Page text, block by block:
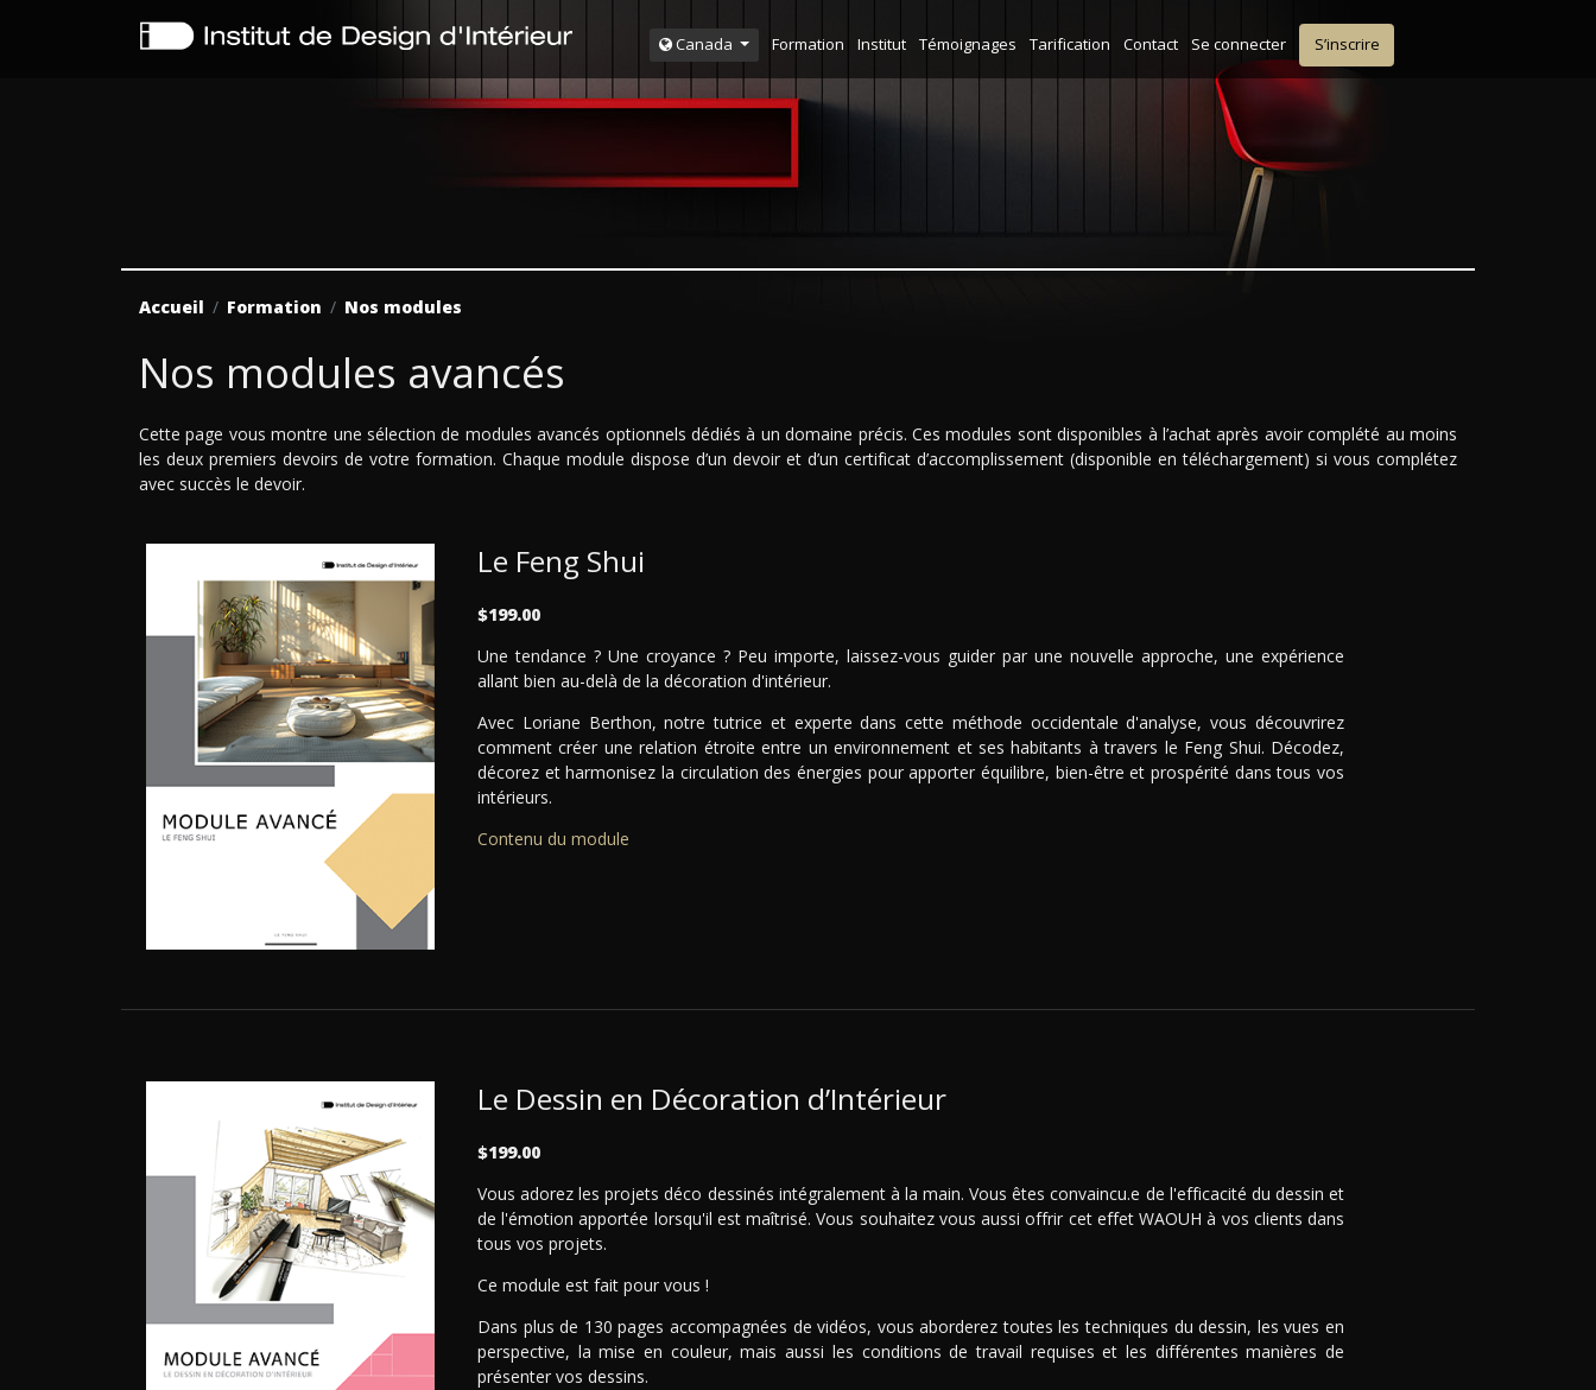
Canada Formation Institut Témoignages Tarification Contact Se connecter S’inscrire
Accueil Formation Nos modules
Nos modules avancés
Cette page vous montre une sélection de modules avancés optionnels dédiés à un domaine précis. Ces modules sont disponibles à l’achat après avoir complété au moins
les deux premiers devoirs de votre formation. Chaque module dispose d’un devoir et d’un certificat d’accomplissement (disponible en téléchargement) si vous complétez
avec succès le devoir.
Le Feng Shui
$199.00
Une tendance ? Une croyance ? Peu importe, laissez-vous guider par une nouvelle approche, une expérience
allant bien au-delà de la décoration d'intérieur.
Avec Loriane Berthon, notre tutrice et experte dans cette méthode occidentale d'analyse, vous découvrirez
comment créer une relation étroite entre un environnement et ses habitants à travers le Feng Shui. Décodez,
décorez et harmonisez la circulation des énergies pour apporter équilibre, bien-être et prospérité dans tous vos
intérieurs.
Contenu du module
Le Dessin en Décoration d’Intérieur
$199.00
Vous adorez les projets déco dessinés intégralement à la main. Vous êtes convaincu.e de l'efficacité du dessin et
de l'émotion apportée lorsqu'il est maîtrisé. Vous souhaitez vous aussi offrir cet effet WAOUH à vos clients dans
tous vos projets.
Ce module est fait pour vous !
Dans plus de 130 pages accompagnées de vidéos, vous aborderez toutes les techniques du dessin, les vues en
perspective, la mise en couleur, mais aussi les conditions de travail requises et les différentes manières de
présenter vos dessins.